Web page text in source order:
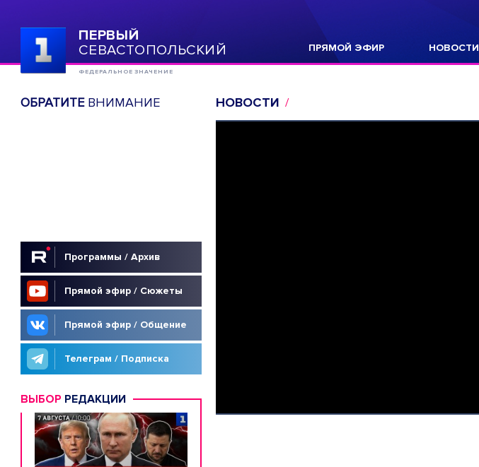
ПЕРВЫЙ
СЕВАСТОПОЛЬСКИЙ
ФЕДЕРАЛЬНОЕ ЗНАЧЕНИЕ
ПРЯМОЙ ЭФИР НОВОСТИ
ОБРАТИТЕВНИМАНИЕ
Программы / Архив
Прямой эфир / Сюжеты
Прямой эфир / Общение
Телеграм / Подписка
ВЫБОР РЕДАКЦИИ
НОВОСТИ